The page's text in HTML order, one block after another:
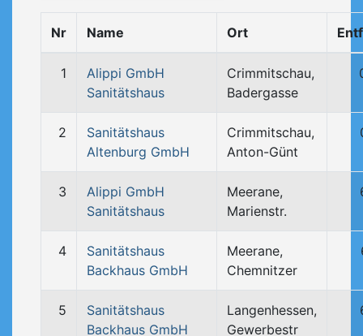
Nr Name Ort
1
Alippi GmbH
Sanitätshaus
Crimmitschau,
Badergasse
2
Sanitätshaus
Altenburg GmbH
Crimmitschau,
Anton-Günt
3
Alippi GmbH
Sanitätshaus
Meerane,
Marienstr.
4
Sanitätshaus
Backhaus GmbH
Meerane,
Chemnitzer
5
Sanitätshaus
Backhaus GmbH
Langenhessen,
Gewerbestr